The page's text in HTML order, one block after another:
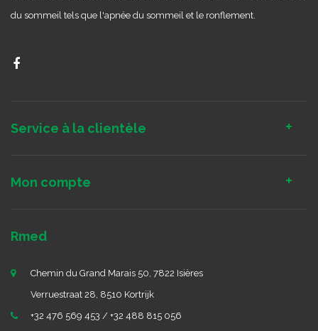
du sommeil tels que l'apnée du sommeil et le ronflement.
Service à la clientèle
Mon compte
Rmed
Chemin du Grand Marais 50, 7822 Isières
Verruestraat 28, 8510 Kortrijk
+32 476 569 453 / +32 488 815 056